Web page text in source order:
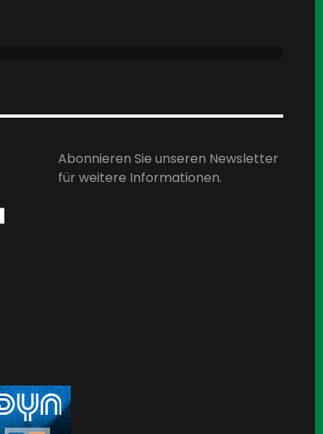
Abonnieren Sie unseren Newsletter
für weitere Informationen.